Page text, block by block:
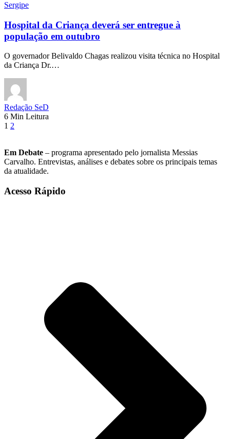
Sergipe
Hospital da Criança deverá ser entregue à
população em outubro
O governador Belivaldo Chagas realizou visita técnica no Hospital
da Criança Dr.…
Redação SeD
6 Min Leitura
1 2
Em Debate – programa apresentado pelo jornalista Messias
Carvalho. Entrevistas, análises e debates sobre os principais temas
da atualidade.
Acesso Rápido